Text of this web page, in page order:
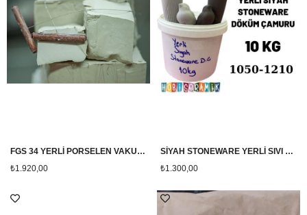
FGS 34 YERLİ PORSELEN VAKUM ÇAMUR
₺1.920,00
SİYAH STONEWARE YERLİ SIVI DÖKÜM ÇAMURU 10 KG (1190-1210)
₺1.300,00